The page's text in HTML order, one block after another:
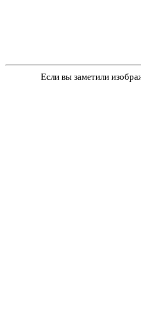
Если вы заметили